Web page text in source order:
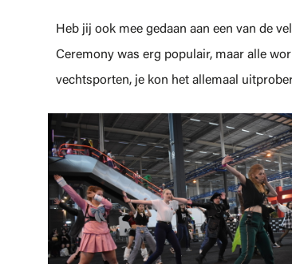
Heb jij ook mee gedaan aan een van de
Ceremony was erg populair, maar alle
vechtsporten, je kon het allemaal